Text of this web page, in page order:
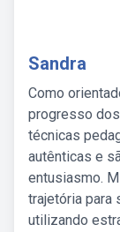
Sandra
Como
progresso
técnicas
autênticas e
entusiasmo.
trajetória para
utilizando